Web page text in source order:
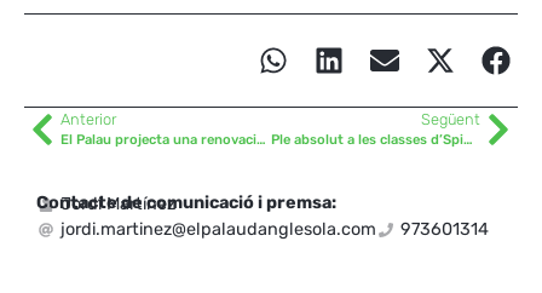
Anterior
El Palau projecta una renovació del Camp d’Esports
Següent
Ple absolut a les classes d’Spinning organitzades al Palau d’Anglesola
Contacte de comunicació i premsa:
Jordi Martínez
jordi.martinez@elpalaudanglesola.com
973601314